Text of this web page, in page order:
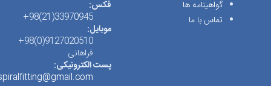
گواهینامه ها
تماس با ما
فکس:
33970945(21)98+
موبایل:
9127020510(0)98+
فراهانی
پست الکترونیکی:
spiralfitting@gmail.com